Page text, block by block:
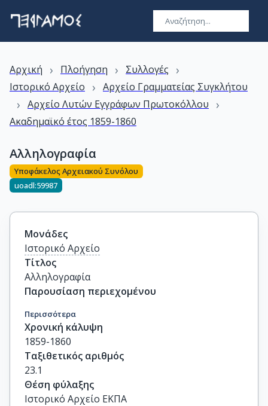
Αρχική › Πλοήγηση › Συλλογές ›
Ιστορικό Αρχείο › Αρχείο Γραμματείας Συγκλήτου
› Αρχείο Λυτών Εγγράφων Πρωτοκόλλου ›
Ακαδημαϊκό έτος 1859-1860
Αλληλογραφία
Υποφάκελος Αρχειακού Συνόλου
uoadl:59987
Μονάδες
Ιστορικό Αρχείο
Τίτλος
Αλληλογραφία
Παρουσίαση περιεχομένου
Περισσότερα
Χρονική κάλυψη
1859-1860
Ταξιθετικός αριθμός
23.1
Θέση φύλαξης
Ιστορικό Αρχείο ΕΚΠΑ